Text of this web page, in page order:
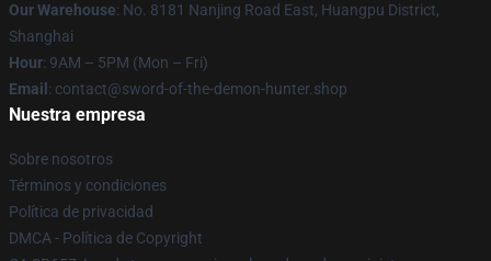
Our Warehouse: No. 8181 Nanjing Road East, Huangpu District,
Shanghai
Hour: 9AM – 5PM (Mon – Fri)
Email : contact@sword-of-the-demon-hunter.shop
Nuestra empresa
Sobre nosotros
Términos y condiciones
Política de privacidad
DMCA - Política de Copyright